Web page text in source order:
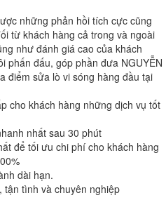
những phản hồi tích cực cũng
từ khách hàng cả trong và ngoài
như đánh giá cao của khách
phấn đấu, góp phần đưa NGUYỄN
điểm sửa lò vi sóng hàng đầu tại
cho khách hàng những dịch vụ tốt
nhất sau 30 phút
để tối ưu chi phí cho khách hàng
dài hạn.
tình và chuyên nghiệp